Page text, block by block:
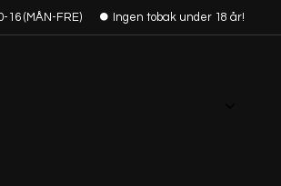
16 (MÅN-FRE) Ingen tobak under 18 år!